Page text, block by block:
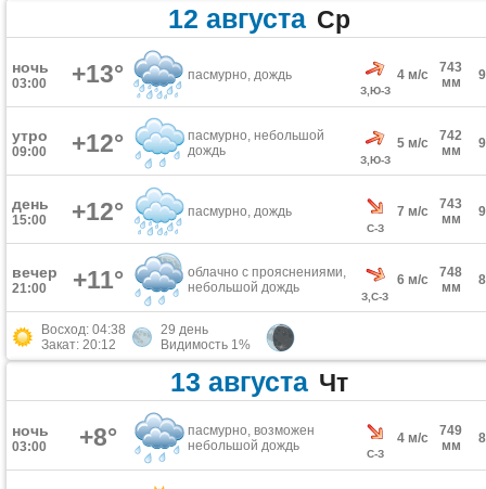
12 августа Ср
ночь
03:00 +13° пасмурно, дождь
З,Ю-З
4 м/с
743
мм
утро
09:00 +12°
пасмурно, небольшой
дождь
З,Ю-З
5 м/с
742
мм
день
15:00 +12° пасмурно, дождь
С-З
7 м/с
743
мм
вечер
21:00 +11°
облачно с прояснениями,
небольшой дождь
З,С-З
6 м/с
748
мм
Восход: 04:38
Закат: 20:12
29 день
Видимость 1%
13 августа Чт
ночь
03:00 +8°
пасмурно, возможен
небольшой дождь
С-З
4 м/с
749
мм